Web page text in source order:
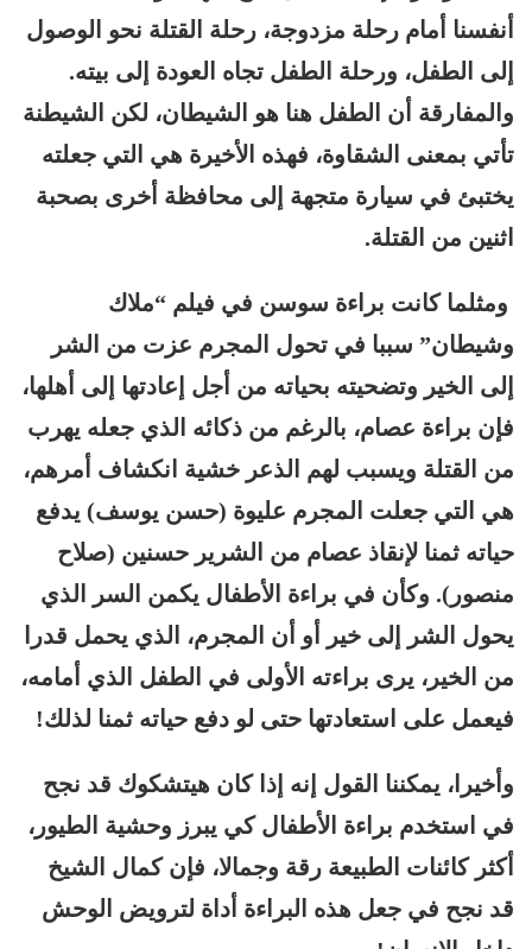
أنفسنا أمام رحلة مزدوجة، رحلة القتلة نحو الوصول
إلى الطفل، ورحلة الطفل تجاه العودة إلى بيته.
والمفارقة أن الطفل هنا هو الشيطان، لكن الشيطنة
تأتي بمعنى الشقاوة، فهذه الأخيرة هي التي جعلته
يختبئ في سيارة متجهة إلى محافظة أخرى بصحبة
اثنين من القتلة.
ومثلما كانت براءة سوسن في فيلم “ملاك
وشيطان” سببا في تحول المجرم عزت من الشر
إلى الخير وتضحيته بحياته من أجل إعادتها إلى أهلها،
فإن براءة عصام، بالرغم من ذكائه الذي جعله يهرب
من القتلة ويسبب لهم الذعر خشية انكشاف أمرهم،
هي التي جعلت المجرم عليوة (حسن يوسف) يدفع
حياته ثمنا لإنقاذ عصام من الشرير حسنين (صلاح
منصور). وكأن في براءة الأطفال يكمن السر الذي
يحول الشر إلى خير أو أن المجرم، الذي يحمل قدرا
من الخير، يرى براءته الأولى في الطفل الذي أمامه،
فيعمل على استعادتها حتى لو دفع حياته ثمنا لذلك!
وأخيرا، يمكننا القول إنه إذا كان هيتشكوك قد نجح
في استخدم براءة الأطفال كي يبرز وحشية الطيور،
أكثر كائنات الطبيعة رقة وجمالا، فإن كمال الشيخ
قد نجح في جعل هذه البراءة أداة لترويض الوحش